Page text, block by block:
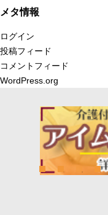
メタ情報
ログイン
投稿フィード
コメントフィード
WordPress.org